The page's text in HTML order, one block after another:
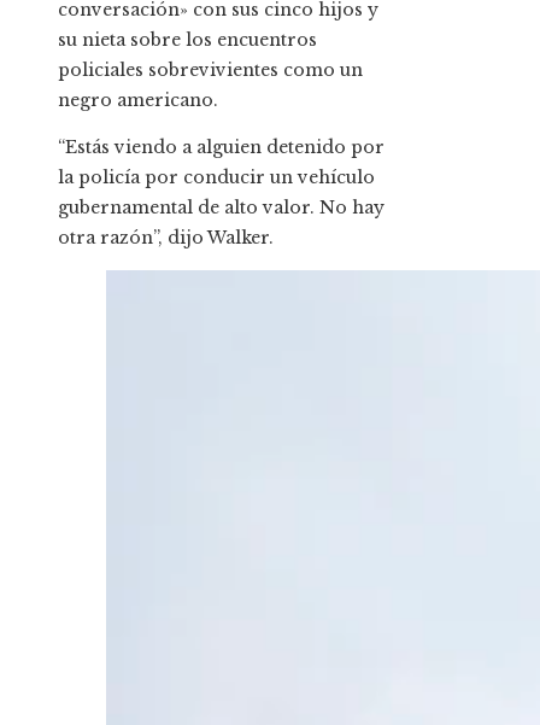
conversación» con sus cinco hijos y
su nieta sobre los encuentros
policiales sobrevivientes como un
negro americano.
“Estás viendo a alguien detenido por
la policía por conducir un vehículo
gubernamental de alto valor. No hay
otra razón”, dijo Walker.